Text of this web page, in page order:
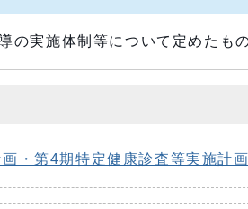
の実施体制等について定めたも
・第4期特定健康診査等実施計